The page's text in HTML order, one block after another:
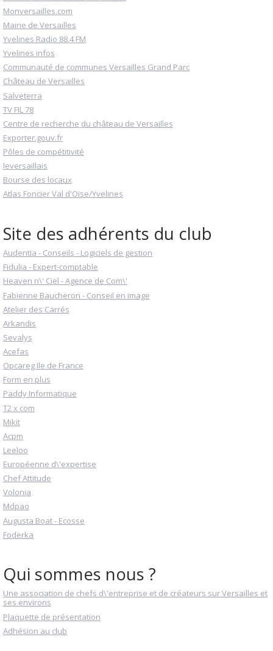
Monversailles.com
Mairie de Versailles
Yvelines Radio 88.4 FM
Yvelines infos
Communauté de communes Versailles Grand Parc
Château de Versailles
Salveterra
TV FIL 78
Centre de recherche du château de Versailles
Exporter.gouv.fr
Pôles de compétitivité
leversaillais
Bourse des locaux
Atlas Foncier Val d'Oise/Yvelines
Site des adhérents du club
Audentia - Conseils - Logiciels de gestion
Fidulia - Expert-comptable
Heaven n\' Ciel - Agence de Com\'
Fabienne Baucheron - Conseil en image
Atelier des Carrés
Arkandis
Sevalys
Acefas
Opcareg Ile de France
Form en plus
Paddy Informatique
T2 x com
Mikit
Acpm
Leeloo
Européenne d\'expertise
Chef Attitude
Volonia
Mdpao
Augusta Boat - Ecosse
Foderka
Qui sommes nous ?
Une association de chefs d\'entreprise et de créateurs sur Versailles et
ses environs
Plaquette de présentation
Adhésion au club